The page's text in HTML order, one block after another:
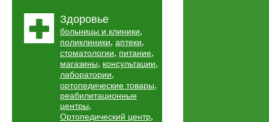
Здоровье
больницы и клиники,
поликлиники, аптеки,
стоматологии, питание,
магазины, консультации,
лаборатории,
ортопедические товары,
реабилитационные
центры,
Ортопедический центр,